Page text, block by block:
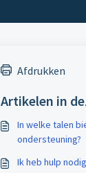
Afdrukken
Artikelen in
In welke talen
ondersteuning?
Ik heb hulp